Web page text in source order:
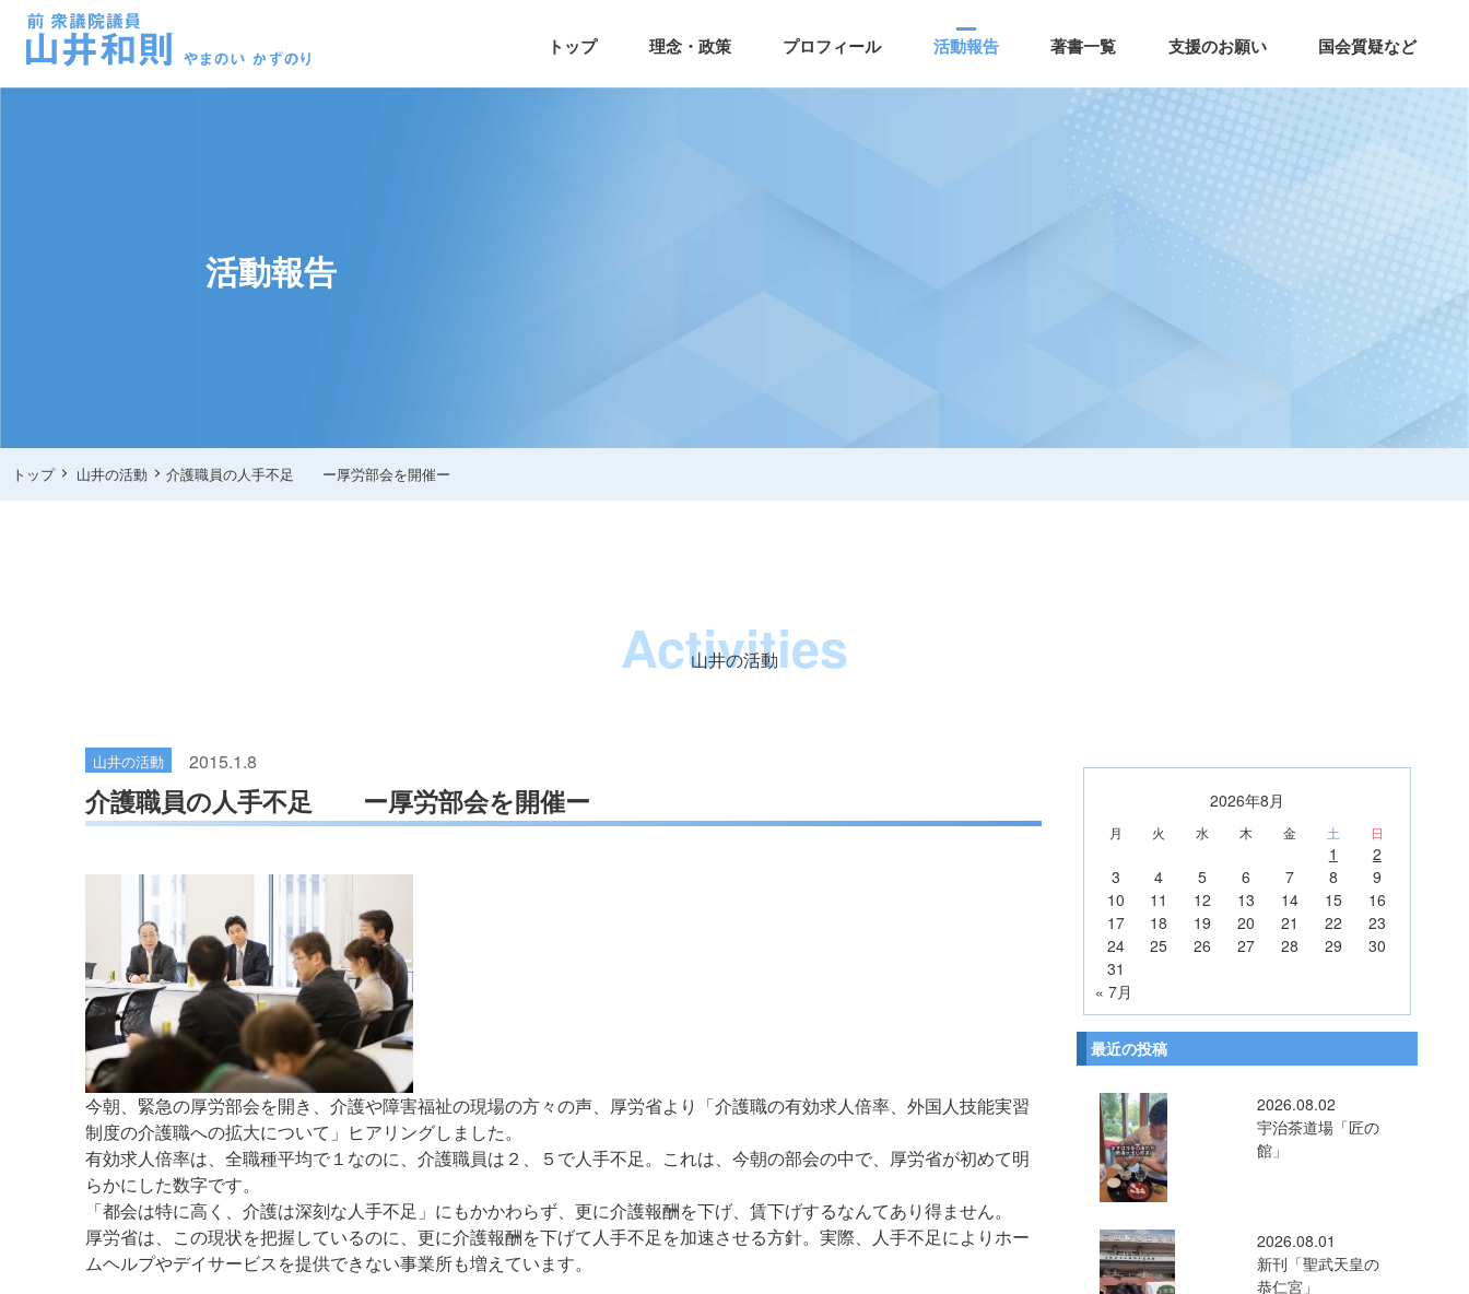
トップ 理念・政策 プロフィール 活動報告 著書一覧 支援のお願い 国会質疑など
活動報告
トップ 山井の活動 介護職員の人手不足 ー厚労部会を開催ー
Activities
山井の活動
山井の活動 2015.1.8
介護職員の人手不足 ー厚労部会を開催ー
今朝、緊急の厚労部会を開き、介護や障害福祉の現場の方々の声、厚労省より「介護職の有効求人倍率、外国人技能実習
制度の介護職への拡大について」ヒアリングしました。
有効求人倍率は、全職種平均で１なのに、介護職員は２、５で人手不足。これは、今朝の部会の中で、厚労省が初めて明
らかにした数字です。
「都会は特に高く、介護は深刻な人手不足」にもかかわらず、更に介護報酬を下げ、賃下げするなんてあり得ません。
厚労省は、この現状を把握しているのに、更に介護報酬を下げて人手不足を加速させる方針。実際、人手不足によりホー
ムヘルプやデイサービスを提供できない事業所も増えています。
2026年8月
月 火 水 木 金 土 日
1
2
3
4 5 6 7 8
9
10
11 12 13 14 15
16
17
18 19 20 21 22
23
24
25 26 27 28 29
30
31
« 7月
最近の投稿
2026.08.02
宇治茶道場「匠の
館」
2026.08.01
新刊「聖武天皇の
恭仁宮」